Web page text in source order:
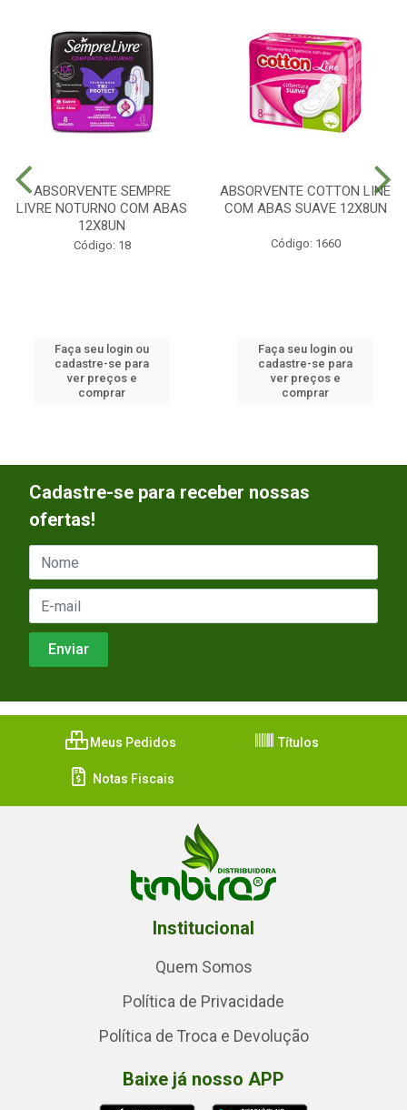
ABSORVENTE SEMPRE
LIVRE NOTURNO COM ABAS
12X8UN
Código: 18
Faça seu login ou
cadastre-se para
ver preços e
comprar
ABSORVENTE COTTON LINE
COM ABAS SUAVE 12X8UN
Código: 1660
Faça seu login ou
cadastre-se para
ver preços e
comprar
Cadastre-se para receber nossas
ofertas!
Meus Pedidos Títulos
Notas Fiscais
Institucional
Quem Somos
Política de Privacidade
Política de Troca e Devolução
Baixe já nosso APP